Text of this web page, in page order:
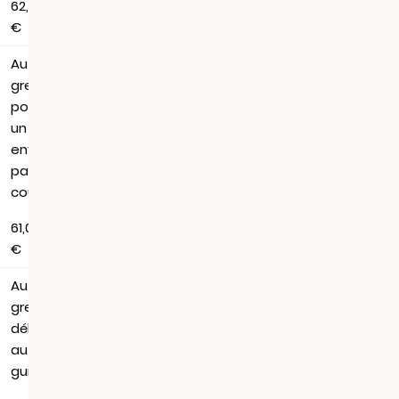
62,88
€
Au
greffe,
pour
un
envoi
par
courrier
61,06
€
Au
greffe,
délivrance
au
guichet